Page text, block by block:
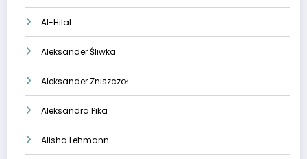
Al-Hilal
Aleksander Śliwka
Aleksander Zniszczoł
Aleksandra Pika
Alisha Lehmann